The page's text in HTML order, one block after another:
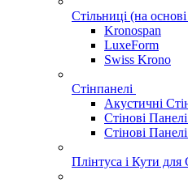
Стільниці (на
Kronospan
LuxeForm
Swiss Krono
Стінпанелі
Акустичні
Стінові
Стінові
Плінтуса і Кути для